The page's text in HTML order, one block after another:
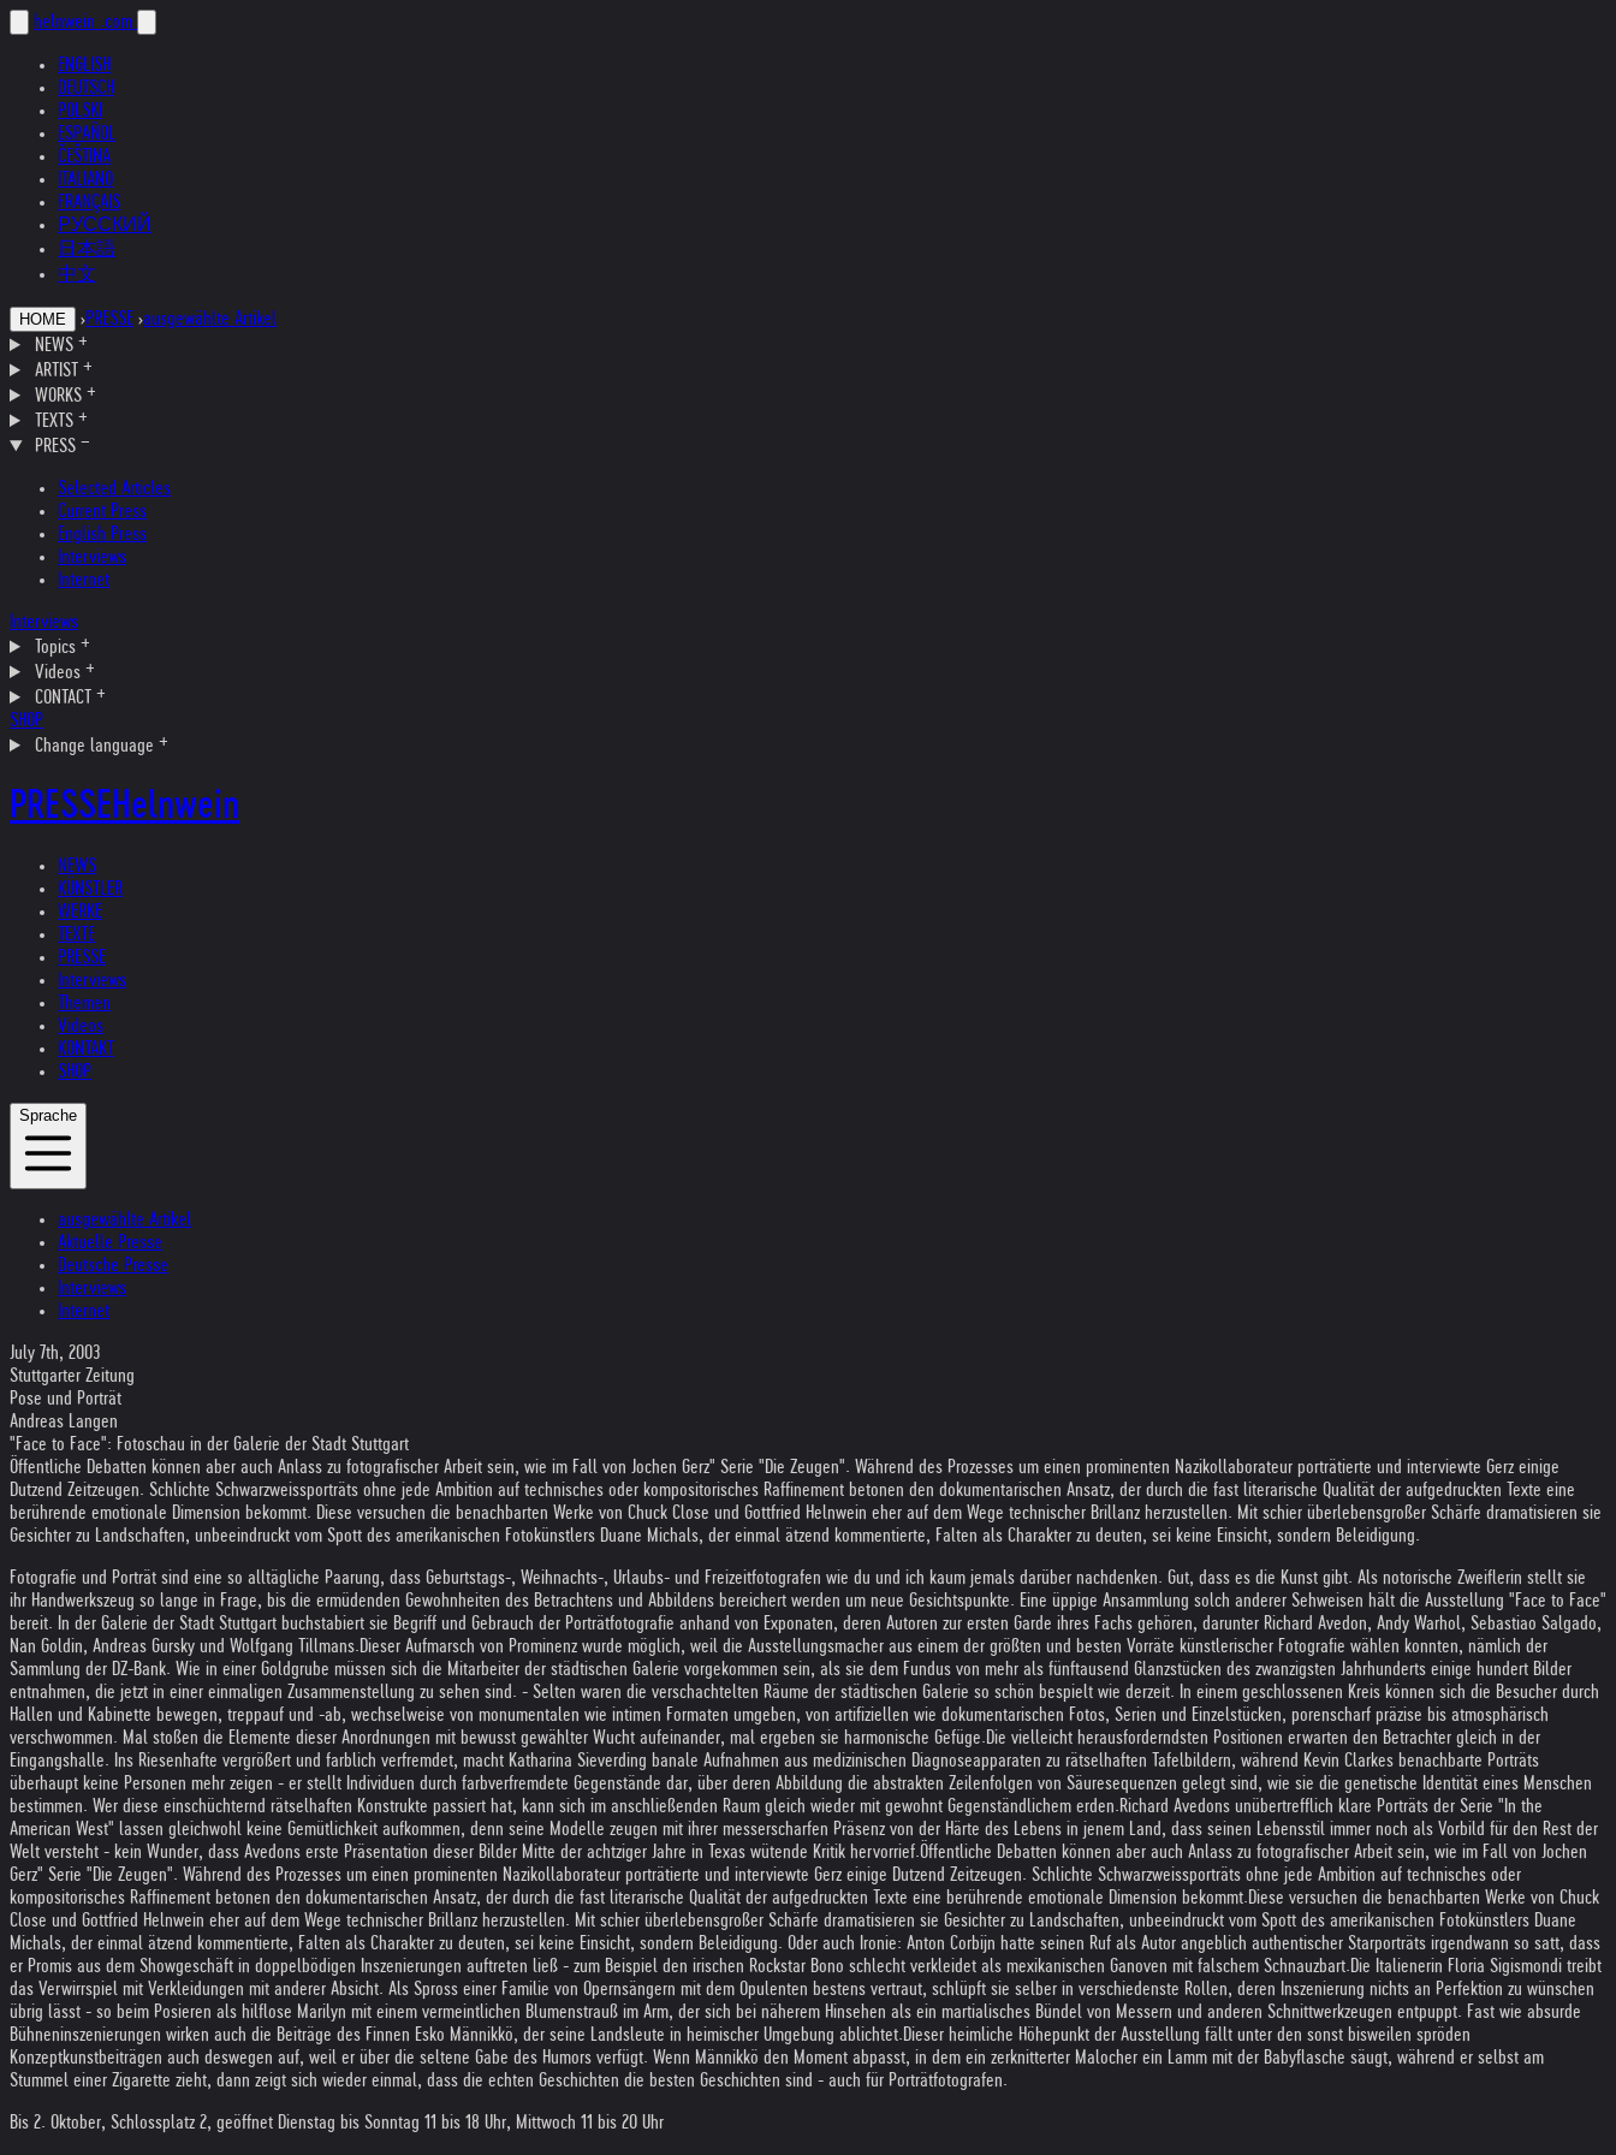
helnwein .com
ENGLISH
DEUTSCH
POLSKI
ESPAÑOL
ČEŠTINA
ITALIANO
FRANÇAIS
РУССКИЙ
日本語
中文
HOME ›PRESSE ›ausgewählte Artikel
NEWS
ARTIST
WORKS
TEXTS
PRESS
Selected Articles
Current Press
English Press
Interviews
Internet
Interviews
Topics
Videos
CONTACT
SHOP
Change language
PRESSEHelnwein
NEWS
KÜNSTLER
WERKE
TEXTE
PRESSE
Interviews
Themen
Videos
KONTAKT
SHOP
Sprache
ausgewählte Artikel
Aktuelle Presse
Deutsche Presse
Interviews
Internet
July 7th, 2003
Stuttgarter Zeitung
Pose und Porträt
Andreas Langen
"Face to Face": Fotoschau in der Galerie der Stadt Stuttgart
Öffentliche Debatten können aber auch Anlass zu fotografischer Arbeit sein, wie im Fall von Jochen Gerz" Serie "Die Zeugen". Während des Prozesses um einen prominenten Nazikollaborateur porträtierte und interviewte Gerz einige
Dutzend Zeitzeugen. Schlichte Schwarzweissporträts ohne jede Ambition auf technisches oder kompositorisches Raffinement betonen den dokumentarischen Ansatz, der durch die fast literarische Qualität der aufgedruckten Texte eine
berührende emotionale Dimension bekommt. Diese versuchen die benachbarten Werke von Chuck Close und Gottfried Helnwein eher auf dem Wege technischer Brillanz herzustellen. Mit schier überlebensgroßer Schärfe dramatisieren sie
Gesichter zu Landschaften, unbeeindruckt vom Spott des amerikanischen Fotokünstlers Duane Michals, der einmal ätzend kommentierte, Falten als Charakter zu deuten, sei keine Einsicht, sondern Beleidigung.
Fotografie und Porträt sind eine so alltägliche Paarung, dass Geburtstags-, Weihnachts-, Urlaubs- und Freizeitfotografen wie du und ich kaum jemals darüber nachdenken. Gut, dass es die Kunst gibt. Als notorische Zweiflerin stellt sie
ihr Handwerkszeug so lange in Frage, bis die ermüdenden Gewohnheiten des Betrachtens und Abbildens bereichert werden um neue Gesichtspunkte. Eine üppige Ansammlung solch anderer Sehweisen hält die Ausstellung "Face to Face"
bereit. In der Galerie der Stadt Stuttgart buchstabiert sie Begriff und Gebrauch der Porträtfotografie anhand von Exponaten, deren Autoren zur ersten Garde ihres Fachs gehören, darunter Richard Avedon, Andy Warhol, Sebastiao Salgado,
Nan Goldin, Andreas Gursky und Wolfgang Tillmans. Dieser Aufmarsch von Prominenz wurde möglich, weil die Ausstellungsmacher aus einem der größten und besten Vorräte künstlerischer Fotografie wählen konnten, nämlich der
Sammlung der DZ-Bank. Wie in einer Goldgrube müssen sich die Mitarbeiter der städtischen Galerie vorgekommen sein, als sie dem Fundus von mehr als fünftausend Glanzstücken des zwanzigsten Jahrhunderts einige hundert Bilder
entnahmen, die jetzt in einer einmaligen Zusammenstellung zu sehen sind. - Selten waren die verschachtelten Räume der städtischen Galerie so schön bespielt wie derzeit. In einem geschlossenen Kreis können sich die Besucher durch
Hallen und Kabinette bewegen, treppauf und -ab, wechselweise von monumentalen wie intimen Formaten umgeben, von artifiziellen wie dokumentarischen Fotos, Serien und Einzelstücken, porenscharf präzise bis atmosphärisch
verschwommen. Mal stoßen die Elemente dieser Anordnungen mit bewusst gewählter Wucht aufeinander, mal ergeben sie harmonische Gefüge. Die vielleicht herausforderndsten Positionen erwarten den Betrachter gleich in der
Eingangshalle. Ins Riesenhafte vergrößert und farblich verfremdet, macht Katharina Sieverding banale Aufnahmen aus medizinischen Diagnoseapparaten zu rätselhaften Tafelbildern, während Kevin Clarkes benachbarte Porträts
überhaupt keine Personen mehr zeigen - er stellt Individuen durch farbverfremdete Gegenstände dar, über deren Abbildung die abstrakten Zeilenfolgen von Säuresequenzen gelegt sind, wie sie die genetische Identität eines Menschen
bestimmen. Wer diese einschüchternd rätselhaften Konstrukte passiert hat, kann sich im anschließenden Raum gleich wieder mit gewohnt Gegenständlichem erden.Richard Avedons unübertrefflich klare Porträts der Serie "In the
American West" lassen gleichwohl keine Gemütlichkeit aufkommen, denn seine Modelle zeugen mit ihrer messerscharfen Präsenz von der Härte des Lebens in jenem Land, dass seinen Lebensstil immer noch als Vorbild für den Rest der
Welt versteht - kein Wunder, dass Avedons erste Präsentation dieser Bilder Mitte der achtziger Jahre in Texas wütende Kritik hervorrief.Öffentliche Debatten können aber auch Anlass zu fotografischer Arbeit sein, wie im Fall von Jochen
Gerz" Serie "Die Zeugen". Während des Prozesses um einen prominenten Nazikollaborateur porträtierte und interviewte Gerz einige Dutzend Zeitzeugen. Schlichte Schwarzweissporträts ohne jede Ambition auf technisches oder
kompositorisches Raffinement betonen den dokumentarischen Ansatz, der durch die fast literarische Qualität der aufgedruckten Texte eine berührende emotionale Dimension bekommt. Diese versuchen die benachbarten Werke von Chuck
Close und Gottfried Helnwein eher auf dem Wege technischer Brillanz herzustellen. Mit schier überlebensgroßer Schärfe dramatisieren sie Gesichter zu Landschaften, unbeeindruckt vom Spott des amerikanischen Fotokünstlers Duane
Michals, der einmal ätzend kommentierte, Falten als Charakter zu deuten, sei keine Einsicht, sondern Beleidigung. Oder auch Ironie: Anton Corbijn hatte seinen Ruf als Autor angeblich authentischer Starporträts irgendwann so satt, dass
er Promis aus dem Showgeschäft in doppelbödigen Inszenierungen auftreten ließ - zum Beispiel den irischen Rockstar Bono schlecht verkleidet als mexikanischen Ganoven mit falschem Schnauzbart. Die Italienerin Floria Sigismondi treibt
das Verwirrspiel mit Verkleidungen mit anderer Absicht. Als Spross einer Familie von Opernsängern mit dem Opulenten bestens vertraut, schlüpft sie selber in verschiedenste Rollen, deren Inszenierung nichts an Perfektion zu wünschen
übrig lässt - so beim Posieren als hilflose Marilyn mit einem vermeintlichen Blumenstrauß im Arm, der sich bei näherem Hinsehen als ein martialisches Bündel von Messern und anderen Schnittwerkzeugen entpuppt. Fast wie absurde
Bühneninszenierungen wirken auch die Beiträge des Finnen Esko Männikkö, der seine Landsleute in heimischer Umgebung ablichtet. Dieser heimliche Höhepunkt der Ausstellung fällt unter den sonst bisweilen spröden
Konzeptkunstbeiträgen auch deswegen auf, weil er über die seltene Gabe des Humors verfügt. Wenn Männikkö den Moment abpasst, in dem ein zerknitterter Malocher ein Lamm mit der Babyflasche säugt, während er selbst am
Stummel einer Zigarette zieht, dann zeigt sich wieder einmal, dass die echten Geschichten die besten Geschichten sind - auch für Porträtfotografen.
Bis 2. Oktober, Schlossplatz 2, geöffnet Dienstag bis Sonntag 11 bis 18 Uhr, Mittwoch 11 bis 20 Uhr